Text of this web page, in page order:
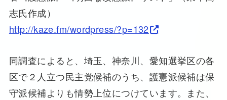
志氏作成）
http://kaze.fm/wordpress/?p=132
同調査によると、埼玉、神奈川、愛知選挙区の各
区で２人立つ民主党候補のうち、護憲派候補は保
守派候補よりも情勢上位につけています。また、